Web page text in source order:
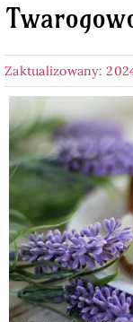
Zaktualizowany: